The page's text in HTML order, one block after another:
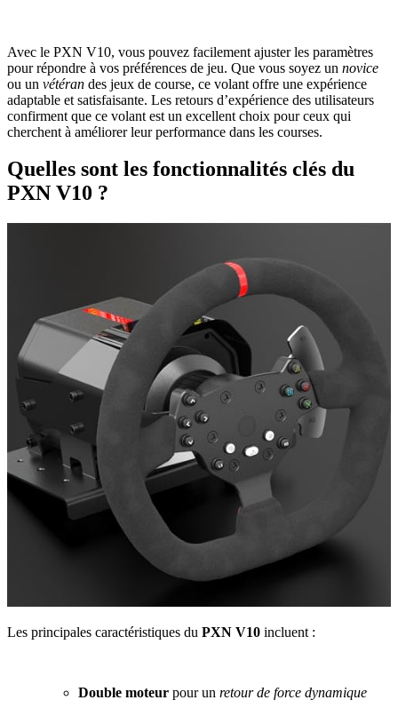
Avec le PXN V10, vous pouvez facilement ajuster les paramètres
pour répondre à vos préférences de jeu. Que vous soyez un novice
ou un vétéran des jeux de course, ce volant offre une expérience
adaptable et satisfaisante. Les retours d’expérience des utilisateurs
confirment que ce volant est un excellent choix pour ceux qui
cherchent à améliorer leur performance dans les courses.
Quelles sont les fonctionnalités clés du
PXN V10 ?
Les principales caractéristiques du PXN V10 incluent :
Double moteur pour un retour de force dynamique